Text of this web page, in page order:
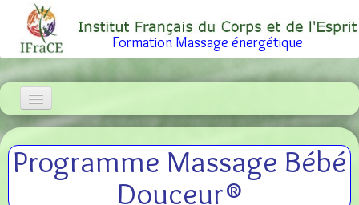
Formation Massage énergétique
Accueil
Programme▼
Programme Massage Bébé
Douceur®